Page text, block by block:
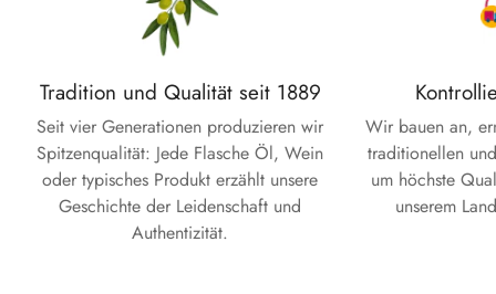
Tradition und Qualität seit 1889
Seit vier Generationen produzieren wir
Spitzenqualität: Jede Flasche Öl, Wein
oder typisches Produkt erzählt unsere
Geschichte der Leidenschaft und
Authentizität.
Wir bauen an,
traditionellen
um höchste
unserem